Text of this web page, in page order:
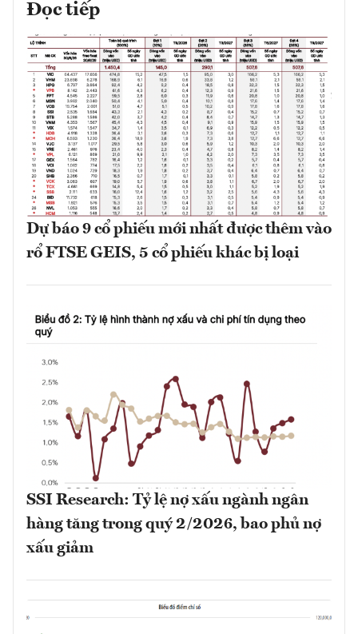
Đọc tiếp
Dự báo 9 cổ phiếu mới nhất được thêm vào
rổ FTSE GEIS, 5 cổ phiếu khác bị loại
SSI Research: Tỷ lệ nợ xấu ngành ngân
hàng tăng trong quý 2/2026, bao phủ nợ
xấu giảm